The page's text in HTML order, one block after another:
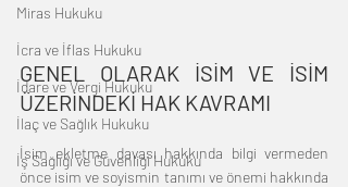
Miras Hukuku
İcra ve İflas Hukuku
İdare ve Vergi Hukuku
İlaç ve Sağlık Hukuku
İş Sağlığı ve Güvenliği Hukuku
GENEL OLARAK İSİM VE İSİM
ÜZERİNDEKİ HAK KAVRAMI
İsim ekletme davası hakkında bilgi vermeden
önce isim ve soyismin tanımı ve önemi hakkında